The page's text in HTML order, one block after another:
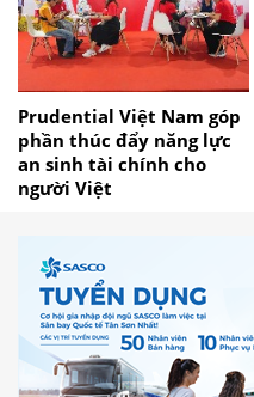
Prudential Việt Nam góp
phần thúc đẩy năng lực
an sinh tài chính cho
người Việt